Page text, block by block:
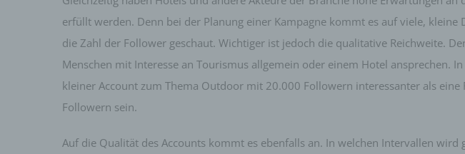
erfüllt werden. Denn bei der Planung einer Kampagne kommt es auf viele, kleine
die Zahl der Follower geschaut. Wichtiger ist jedoch die qualitative Reichweite.
Menschen mit Interesse an Tourismus allgemein oder einem Hotel ansprechen.
kleiner Account zum Thema Outdoor mit 20.000 Followern interessanter als eine
Followern sein.
Auf die Qualität des Accounts kommt es ebenfalls an. In welchen Intervallen wird
wirtschaftlicher Lage,
Zuverlässigkeit, Verhalten,
f) Pseudonymisierung
spezifischen betroffenen